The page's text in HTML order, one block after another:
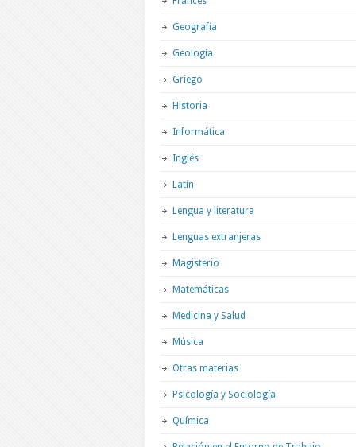
Geografía
Geología
Griego
Historia
Informática
Inglés
Latín
Lengua y literatura
Lenguas extranjeras
Magisterio
Matemáticas
Medicina y Salud
Música
Otras materias
Psicología y Sociología
Química